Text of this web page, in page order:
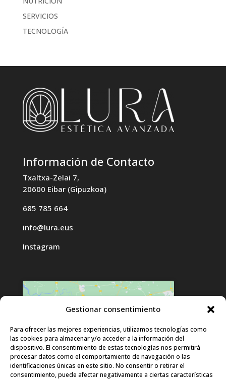
Gestionar consentimiento
Para ofrecer las mejores experiencias, utilizamos tecnologías como
las cookies para almacenar y/o acceder a la información del
dispositivo. El consentimiento de estas tecnologías nos permitirá
procesar datos como el comportamiento de navegación o las
identificaciones únicas en este sitio. No consentir o retirar el
consentimiento, puede afectar negativamente a ciertas características
SERVICIOS
TECNOLOGÍA
Información de Contacto
Txaltxa-Zelai 7,
20600 Eibar (Gipuzkoa)
685 785 664
info@lura.eus
Instagram
Haz clic para aceptar cookies de
marketing y permitir este contenido